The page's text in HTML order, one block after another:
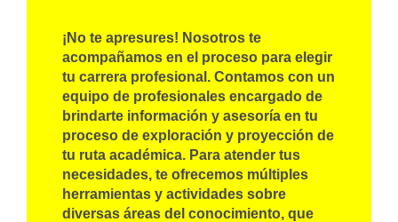
¡No te apresures! Nosotros te
acompañamos en el proceso para elegir
tu carrera profesional. Contamos con un
equipo de profesionales encargado de
brindarte información y asesoría en tu
proceso de exploración y proyección de
tu ruta académica. Para atender tus
necesidades, te ofrecemos múltiples
herramientas y actividades sobre
diversas áreas del conocimiento, que